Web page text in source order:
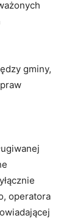
gminy,
operatora